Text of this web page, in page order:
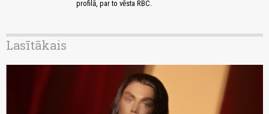
profilā, par to vēsta RBC.
Lasītākais